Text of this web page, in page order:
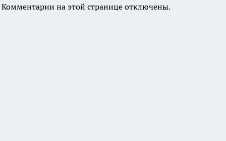
Комментарии на этой странице отключены.